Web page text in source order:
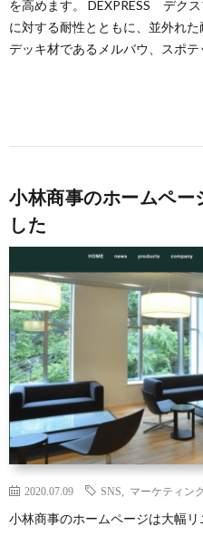
を高めます。 DEXPRESS デク
に対する耐性とともに、並外れ
デッキ材であるメルバウ、スポ
小林商事のホームペー
した
2020.07.09 SNS マーケティン
小林商事のホームページは大幅リ